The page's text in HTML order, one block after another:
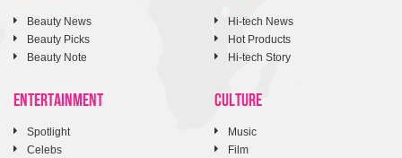
Beauty News
Beauty Picks
Beauty Note
Hi-tech News
Hot Products
Hi-tech Story
ENTERTAINMENT
Spotlight
Celebs
CULTURE
Music
Film